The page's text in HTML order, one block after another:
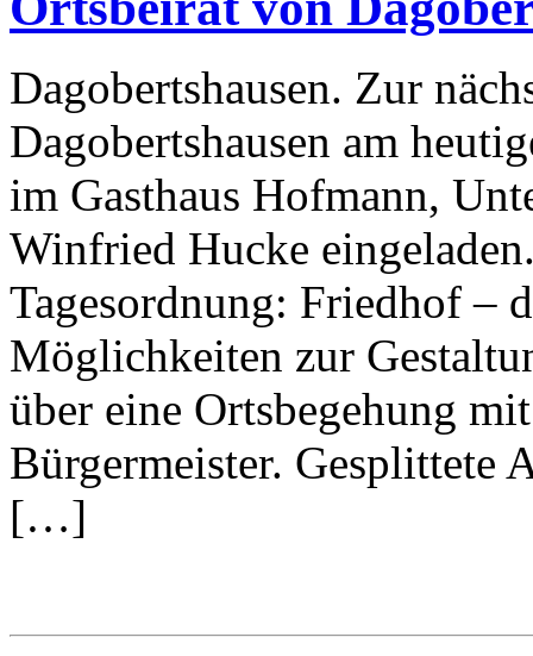
Dagobertshausen. Zur
Dagobertshausen am
im Gasthaus Hofmann,
Winfried Hucke
Tagesordnung: Friedhof –
Möglichkeiten zur
über eine Ortsbegehung
Bürgermeister. Gesplittete
[…]